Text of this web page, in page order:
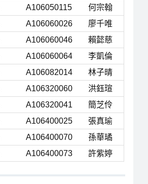
A106050115
何宗翰
A106060026
廖千唯
A106060046
賴懿慈
A106060064
李凱倫
A106082014
林子晴
A106320060
洪鈺瑄
A106320041
簡芝伶
A106400025
張真瑜
A106400070
孫華璚
A106400073 許紫婷